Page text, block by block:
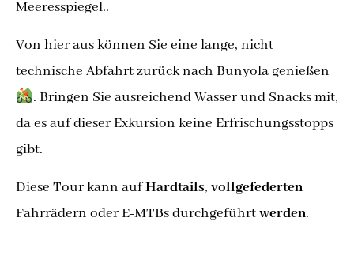
Meeresspiegel..
Von hier aus können Sie eine lange, nicht
technische Abfahrt zurück nach Bunyola genießen
. Bringen Sie ausreichend Wasser und Snacks mit,
da es auf dieser Exkursion keine Erfrischungsstopps
gibt.
Diese Tour kann aufHardtails, vollgefederten
Fahrrädern oder E-MTBs durchgeführtwerden.